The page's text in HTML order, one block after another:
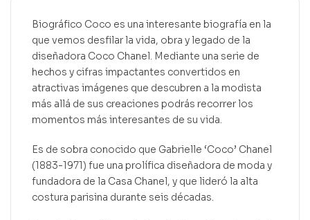
Biográfico Coco es una interesante biografía en la
que vemos desfilar la vida, obra y legado de la
diseñadora Coco Chanel. Mediante una serie de
hechos y cifras impactantes convertidos en
atractivas imágenes que descubren a la modista
más allá de sus creaciones podrás recorrer los
momentos más interesantes de su vida.
Es de sobra conocido que Gabrielle ‘Coco’ Chanel
(1883-1971) fue una prolífica diseñadora de moda y
fundadora de la Casa Chanel, y que lideró la alta
costura parisina durante seis décadas.